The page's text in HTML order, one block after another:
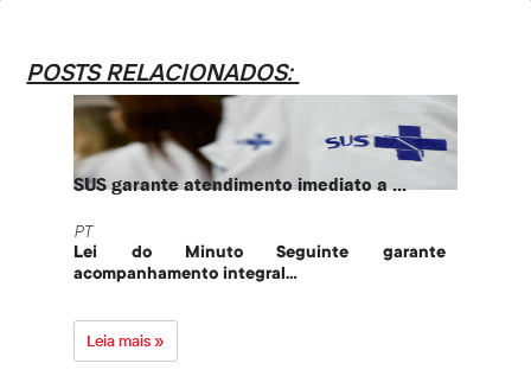
POSTS RELACIONADOS:
SUS garante atendimento imediato a ...
PT
Lei do Minuto Seguinte garante
acompanhamento integral...
Leia mais »